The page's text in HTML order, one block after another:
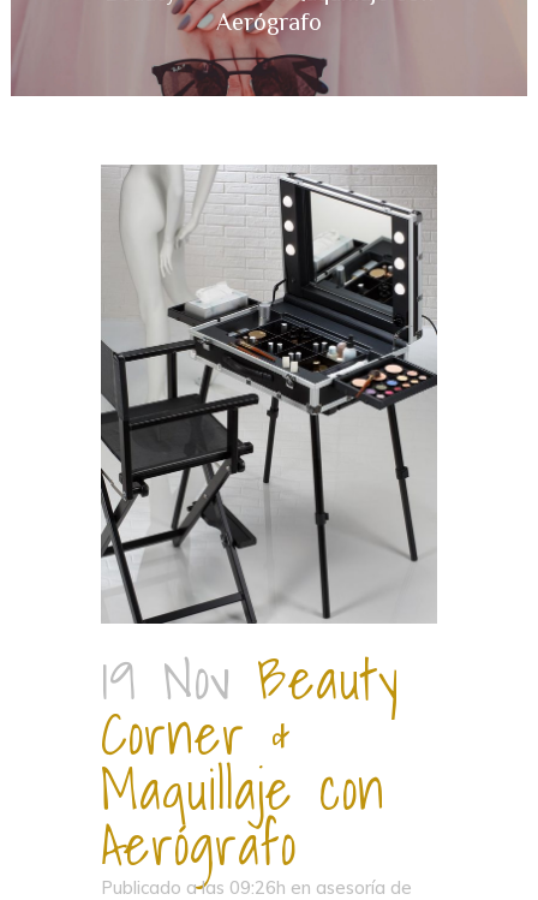
Aerógrafo
19 Nov Beauty
Corner &
Maquillaje con
Aerógrafo
Publicado a las 09:26h en asesoría de